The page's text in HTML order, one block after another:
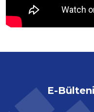
E-